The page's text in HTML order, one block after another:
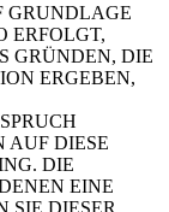
GRUNDLAGE
ERFOLGT,
GRÜNDEN, DIE
ERGEBEN,
AUF DIESE
DIE
EINE
SIE DIESER